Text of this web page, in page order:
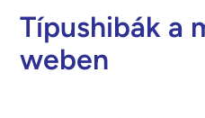
Típushibák a
weben